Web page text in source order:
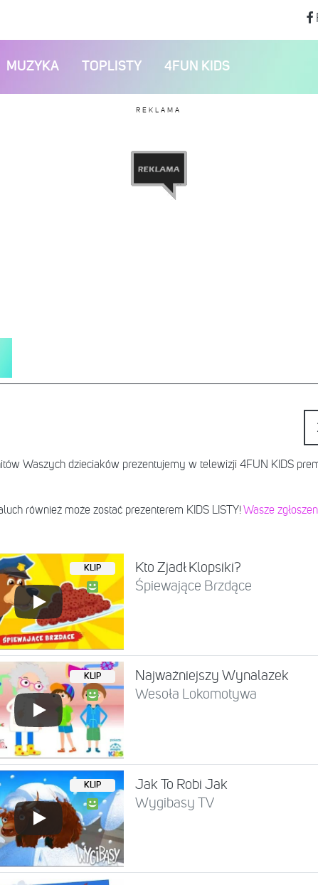
MUZYKA TOPLISTY 4FUN KIDS
REKLAMA
Waszych dzieciaków prezentujemy w telewizji 4FUN KIDS
również może zostać prezenterem KIDS LISTY! Wasze
KLIP
Kto Zjadł Klopsiki?
Śpiewające Brzdące
KLIP
Najważniejszy Wynalazek
Wesoła Lokomotywa
KLIP
Jak To Robi Jak
Wygibasy TV